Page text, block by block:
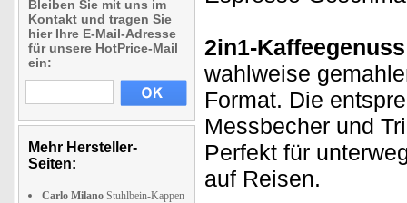
Bleiben Sie mit uns im
Kontakt und tragen Sie
hier Ihre E-Mail-Adresse
für unsere HotPrice-Mail
ein:
Mehr Hersteller-
Seiten:
Carlo Milano Stuhlbein-Kappen
2in1-
wahlweise
Format. Die
Messbecher und
Perfekt für
auf Reisen.